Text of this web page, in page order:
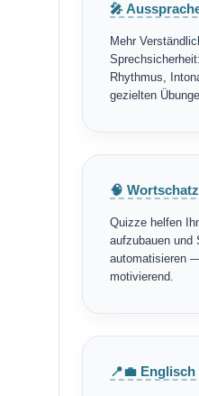
🎤
Mehr
Rhythmus,
gezielten
🧠
Quizze helfen
aufzubauen und
automatisieren
motivierend.
📍💼